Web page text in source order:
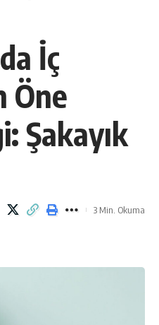
İç
Öne
Şakayık
3 Min. Okuma